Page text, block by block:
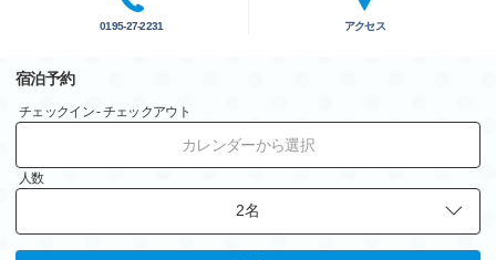
0195-27-2231 アクセス
宿泊予約
チェックイン - チェックアウト
カレンダーから選択
人数